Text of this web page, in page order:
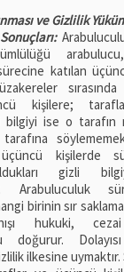
ve Gizlilik
katılan
kişilere;
ise o tarafın
kişilerde
gizli
Arabuluculuk
birinin sır
hukuki,
doğurur.
ilkesine